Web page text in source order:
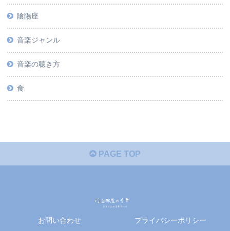
陰陽座
音楽ジャンル
音楽の聴き方
食
PAGE TOP
お問い合わせ
プライバシーポリシー